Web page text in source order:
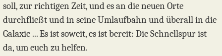
soll, zur richtigen Zeit, und es an die neuen Orte
durchfließt und in seine Umlaufbahn und überall in die
Galaxie ... Es ist soweit, es ist bereit: Die Schnellspur ist
da, um euch zu helfen.